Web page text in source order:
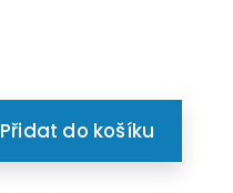
Přidat do košíku